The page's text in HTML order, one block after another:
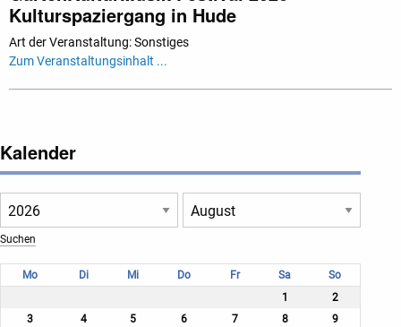
Kulturspaziergang in Hude
Art der Veranstaltung: Sonstiges
Zum Veranstaltungsinhalt ...
Kalender
Mo Di Mi Do Fr Sa
So
1
2
3
4 5 6 7 8
9